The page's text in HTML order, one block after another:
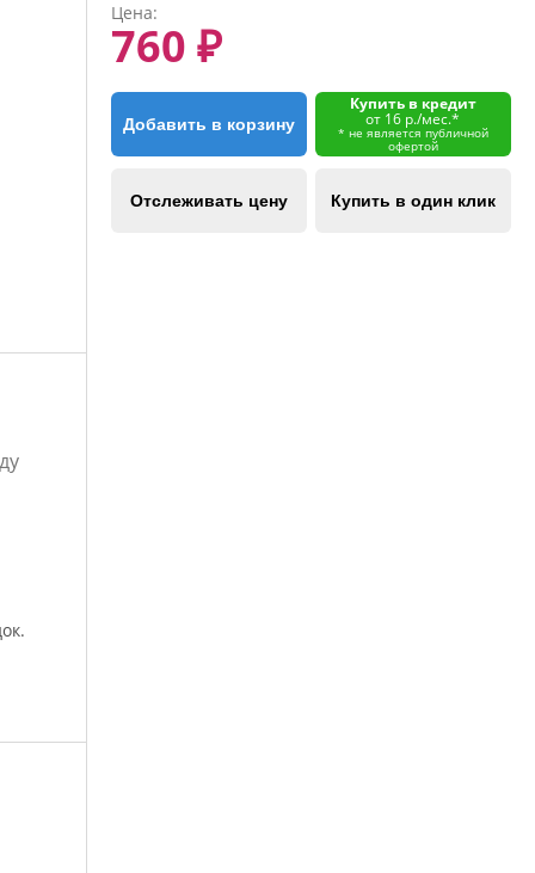
Цена:
760 ₽
Добавить в корзину
Купить в кредит
от 16 р./мес.*
* не является публичной
офертой
Отслеживать цену Купить в один клик